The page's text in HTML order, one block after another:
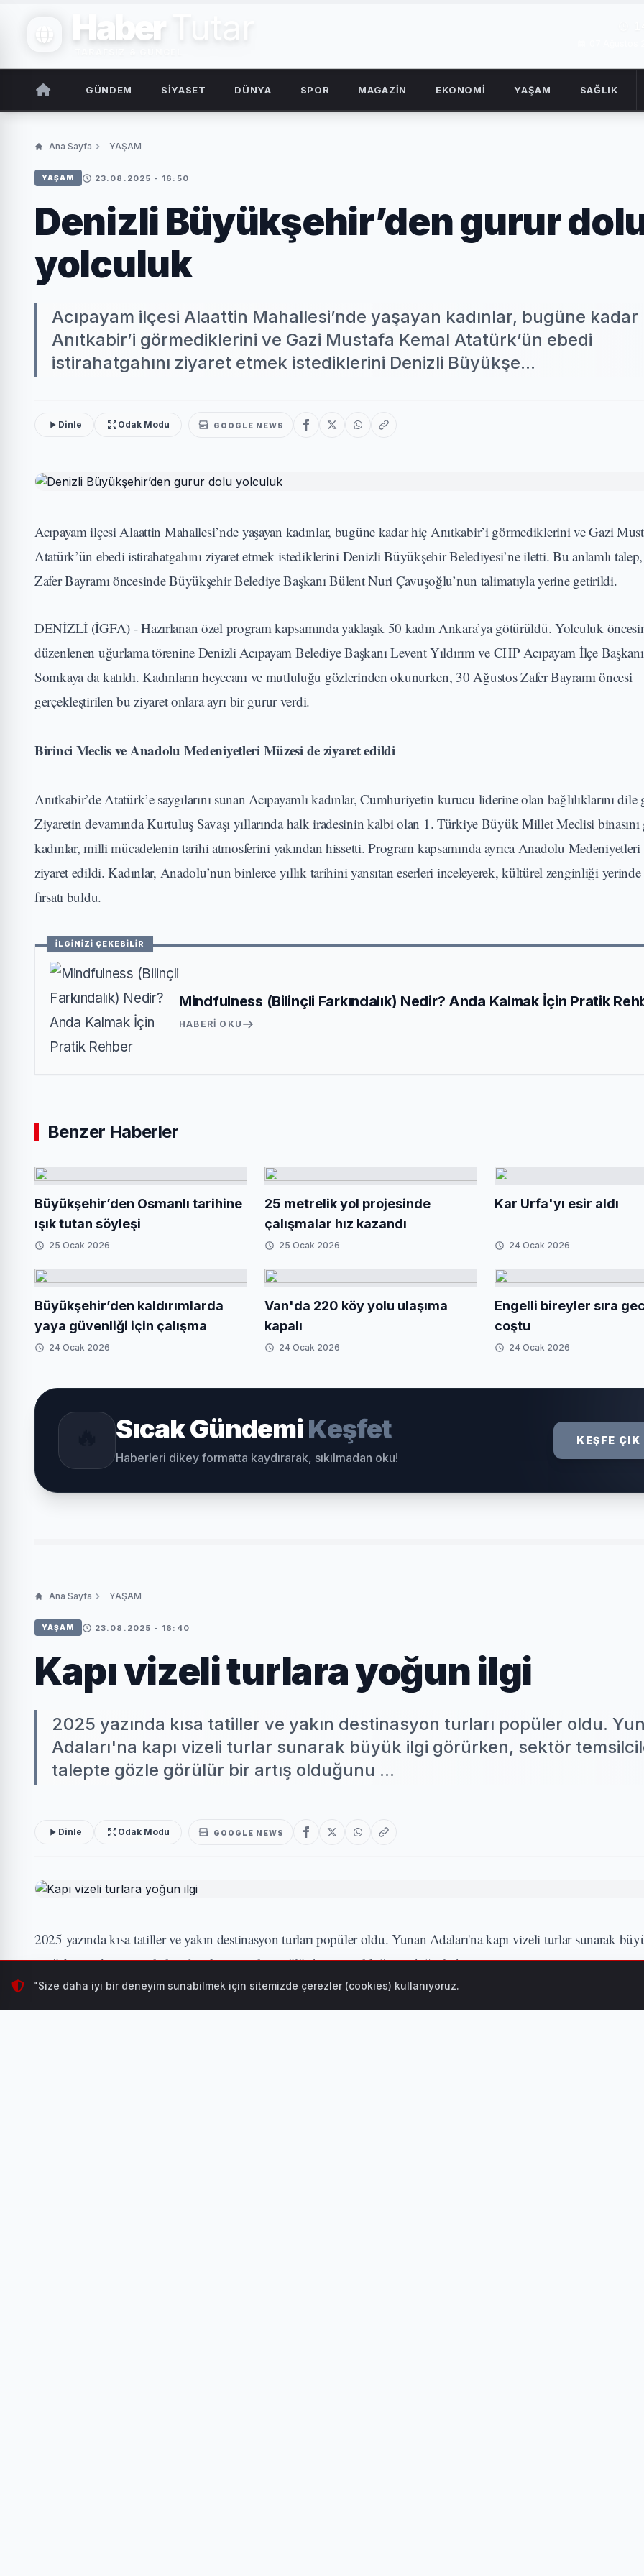
Haber Tutar
GÜNDEM SİYASET DÜNYA SPOR MAGAZİN EKONOMİ YAŞAM SAĞLIK
Ana Sayfa YAŞAM
YAŞAM 23.08.2025 - 16:50
Denizli Büyükşehir’den gurur
yolculuk
Acıpayam ilçesi Alaattin Mahallesi’nde yaşayan kadınlar, bugüne kadar
Anıtkabir’i görmediklerini ve Gazi Mustafa Kemal Atatürk’ün ebedi
istirahatgahını ziyaret etmek istediklerini Denizli Büyükşe...
Dinle Odak Modu GOOGLE NEWS
Acıpayam ilçesi Alaattin Mahallesi’nde yaşayan kadınlar, bugüne kadar hiç Anıtkabir’i görmediklerini ve Gazi
Atatürk’ün ebedi istirahatgahını ziyaret etmek istediklerini Denizli Büyükşehir Belediyesi’ne iletti. Bu anlamlı
Zafer Bayramı öncesinde Büyükşehir Belediye Başkanı Bülent Nuri Çavuşoğlu’nun talimatıyla yerine getirildi.
DENİZLİ (İGFA) - Hazırlanan özel program kapsamında yaklaşık 50 kadın Ankara’ya götürüldü. Yolculuk
düzenlenen uğurlama törenine Denizli Acıpayam Belediye Başkanı Levent Yıldırım ve CHP Acıpayam İlçe
Somkaya da katıldı. Kadınların heyecanı ve mutluluğu gözlerinden okunurken, 30 Ağustos Zafer Bayramı öncesi
gerçekleştirilen bu ziyaret onlara ayrı bir gurur verdi.
Birinci Meclis ve Anadolu Medeniyetleri Müzesi de ziyaret edildi
Anıtkabir’de Atatürk’e saygılarını sunan Acıpayamlı kadınlar, Cumhuriyetin kurucu liderine olan bağlılıklarını dile
Ziyaretin devamında Kurtuluş Savaşı yıllarında halk iradesinin kalbi olan 1. Türkiye Büyük Millet Meclisi binasını
kadınlar, milli mücadelenin tarihi atmosferini yakından hissetti. Program kapsamında ayrıca Anadolu
ziyaret edildi. Kadınlar, Anadolu’nun binlerce yıllık tarihini yansıtan eserleri inceleyerek, kültürel zenginliği
fırsatı buldu.
İLGİNİZİ ÇEKEBİLİR
Mindfulness (Bilinçli Farkındalık) Nedir? Anda Kalmak İçin Pratik
HABERI OKU
Benzer Haberler
Büyükşehir’den Osmanlı tarihine
ışık tutan söyleşi
25 Ocak 2026
25 metrelik yol projesinde
çalışmalar hız kazandı
25 Ocak 2026
Kar Urfa'yı esir aldı
24 Ocak 2026
Büyükşehir’den kaldırımlarda
yaya güvenliği için çalışma
24 Ocak 2026
Van'da 220 köy yolu ulaşıma
kapalı
24 Ocak 2026
Engelli bireyler sıra
coştu
24 Ocak 2026
Sıcak GündemiKeşfet
Haberleri dikey formatta kaydırarak, sıkılmadan oku!
KEŞFE ÇIK
Ana Sayfa YAŞAM
YAŞAM 23.08.2025 - 16:40
Kapı vizeli turlara yoğun ilgi
2025 yazında kısa tatiller ve yakın destinasyon turları popüler oldu.
Adaları'na kapı vizeli turlar sunarak büyük ilgi görürken, sektör
talepte gözle görülür bir artış olduğunu ...
Dinle Odak Modu GOOGLE NEWS
2025 yazında kısa tatiller ve yakın destinasyon turları popüler oldu. Yunan Adaları'na kapı vizeli turlar sunarak
görürken, sektör temsilcileri de talepte gözle görülür bir artış olduğunu doğruladı.
İSTANBUL (İGFA) -2025 yaz sezonunda kısa süreli tatil seçenekleri, özellikle de yakın destinasyonlara
"Size daha iyi bir deneyim sunabilmek için sitemizde çerezler (cookies) kullanıyoruz.